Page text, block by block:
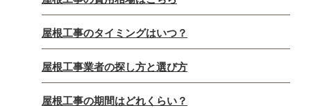
屋根工事のタイミングはいつ？
屋根工事業者の探し方と選び方
屋根工事の期間はどれくらい？